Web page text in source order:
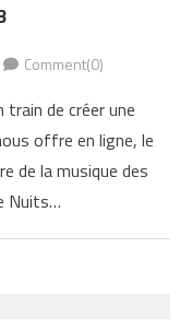
Comment(0)
train de créer une
offre en ligne, le
de la musique des
Nuits…